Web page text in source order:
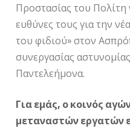
Προστασίας του Πολίτη
ευθύνες τους για την
του φιδιού» στον
συνεργασίας
Παντελεήμονα.
Για εμάς, ο κοινός
μεταναστών εργατών